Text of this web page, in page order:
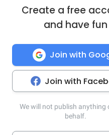
Create a free
and have fun
Join with
Join with
We will not publish anything
behalf.